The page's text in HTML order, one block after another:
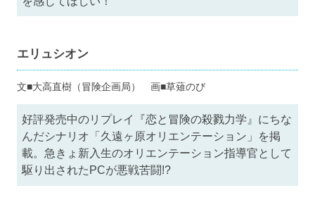
エリュシオン
文■大高直樹（冒険企画局） 画■草薙のび
好評発売中のリプレイ『恋と冒険の殺戮力学』にちな
んだシナリオ「久遠ヶ原オリエンテーション」を掲
載。急きょ新入生のオリエンテーション指導官として
駆り出されたPCが悪戦苦闘!?